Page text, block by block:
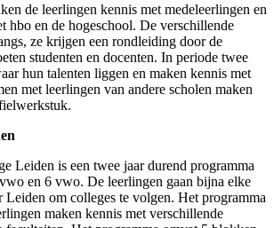
de leerlingen kennis met medeleerlingen en
hbo en de hogeschool. De verschillende
ze krijgen een rondleiding door de
studenten en docenten. In periode twee
hun talenten liggen en maken kennis met
met leerlingen van andere scholen maken
Leiden is een twee jaar durend programma
en 6 vwo. De leerlingen gaan bijna elke
Leiden om colleges te volgen. Het programma
maken kennis met verschillende